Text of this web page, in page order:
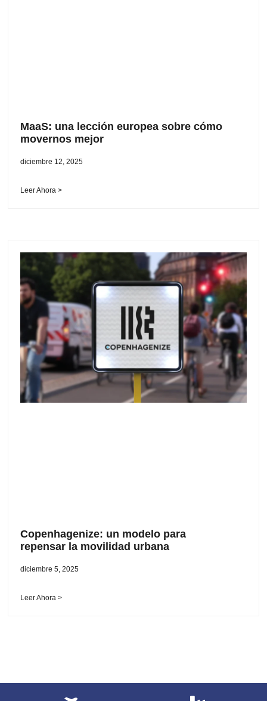
MaaS: una lección europea sobre cómo
movernos mejor
diciembre 12, 2025
Leer Ahora >
Copenhagenize: un modelo para
repensar la movilidad urbana
diciembre 5, 2025
Leer Ahora >